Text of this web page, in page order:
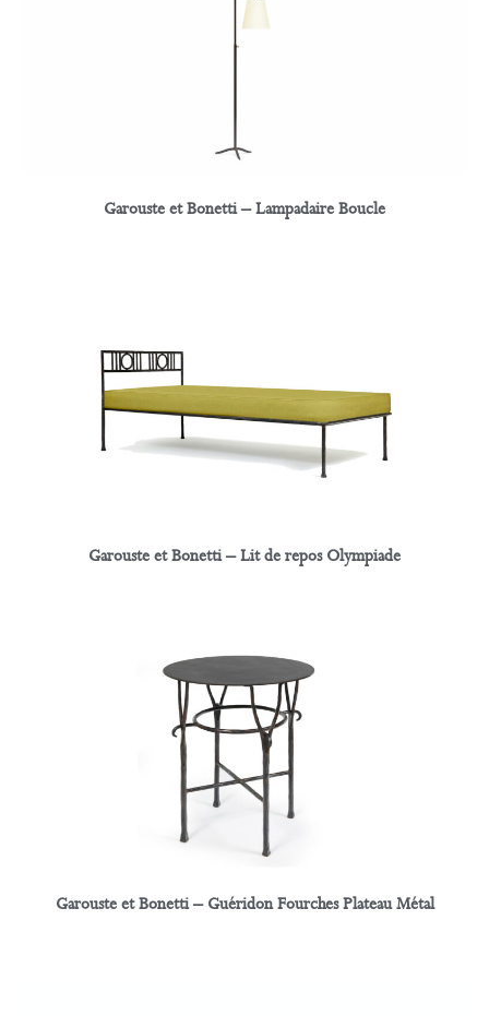
Garouste et Bonetti – Lampadaire Boucle
Garouste et Bonetti – Lit de repos Olympiade
Garouste et Bonetti – Guéridon Fourches Plateau Métal